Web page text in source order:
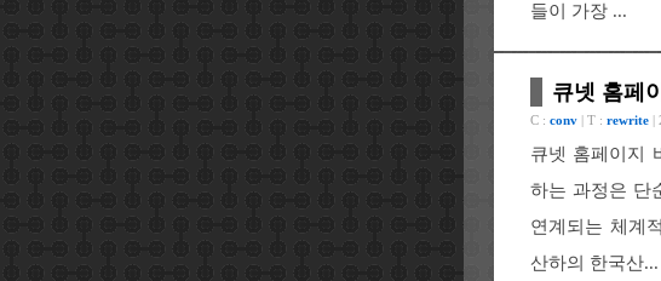
들이 가장 ...
큐넷 홈페
C : conv | T : rewrite |
큐넷 홈페이지
하는 과정은 단
연계되는 체계
산하의 한국산...